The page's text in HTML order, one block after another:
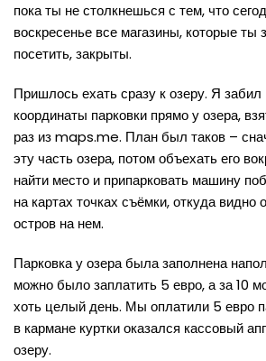
пока ты не столкнешься с тем, что
воскресенье все магазины, которые ты
посетить, закрыты.
Пришлось ехать сразу к озеру. Я забил
координаты парковки прямо у озера,
раз из maps.me. План был таков –
эту часть озера, потом объехать его
найти место и припарковать машину
на картах точках съёмки, откуда видно
остров на нем.
Парковка у озера была заполнена
можно было заплатить 5 евро, а за 10
хоть целый день. Мы оплатили 5 евро
в кармане куртки оказался кассовый
озеру.